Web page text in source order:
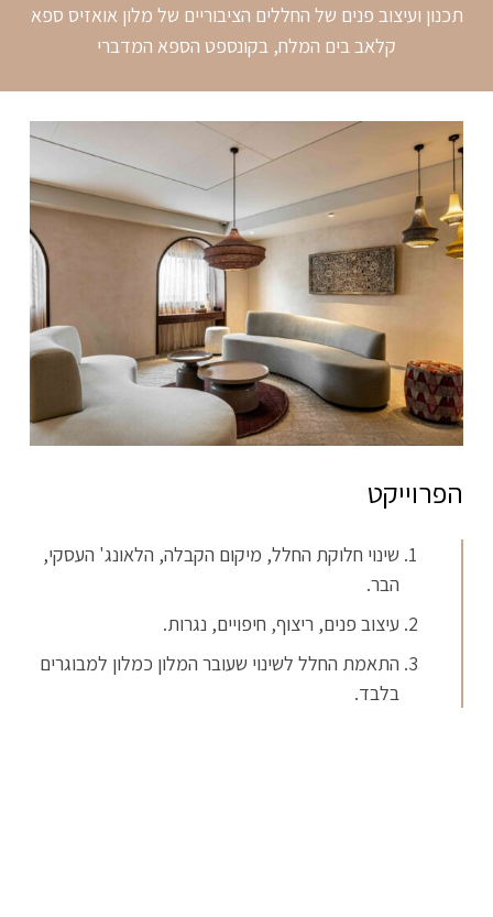
תכנון ועיצוב פנים של החללים הציבוריים של מלון אואזיס ספא
קלאב בים המלח, בקונספט הספא המדברי
הפרוייקט
שינוי חלוקת החלל, מיקום הקבלה, הלאונג' העסקי,
הבר.
עיצוב פנים, ריצוף, חיפויים, נגרות.
התאמת החלל לשינוי שעובר המלון כמלון למבוגרים
בלבד.